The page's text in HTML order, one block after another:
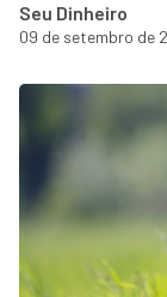
Seu Dinheiro
09 de setembro de